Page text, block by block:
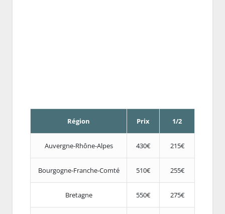
Région Prix 1/2
Auvergne-Rhône-Alpes 430€ 215€
Bourgogne-Franche-Comté 510€ 255€
Bretagne 550€ 275€